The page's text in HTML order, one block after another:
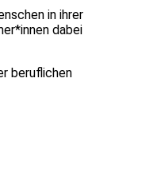
in ihrer
dabei
beruflichen